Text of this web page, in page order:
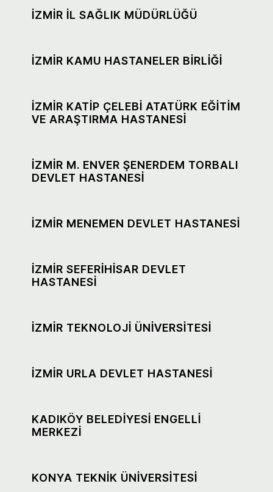
İZMİR İL SAĞLIK MÜDÜRLÜĞÜ
İZMİR KAMU HASTANELER BİRLİĞİ
İZMİR KATİP ÇELEBİ ATATÜRK EĞİTİM
VE ARAŞTIRMA HASTANESİ
İZMİR M. ENVER ŞENERDEM TORBALI
DEVLET HASTANESİ
İZMİR MENEMEN DEVLET HASTANESİ
İZMİR SEFERİHİSAR DEVLET
HASTANESİ
İZMİR TEKNOLOJİ ÜNİVERSİTESİ
İZMİR URLA DEVLET HASTANESİ
KADIKÖY BELEDİYESİ ENGELLİ
MERKEZİ
KONYA TEKNİK ÜNİVERSİTESİ